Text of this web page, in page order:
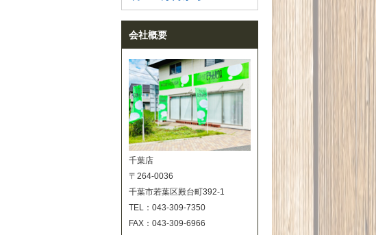
会社概要
千葉店
〒264-0036
千葉市若葉区殿台町392-1
TEL：043-309-7350
FAX：043-309-6966